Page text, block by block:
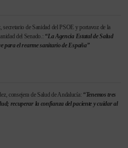
secretario de Sanidad del PSOE y portavoz de la
del Senado.: “La Agencia Estatal de Salud
para el rearme sanitario de España”
consejera de Salud de Andalucía: “Tenemos tres
recuperar la confianza del paciente y cuidar al